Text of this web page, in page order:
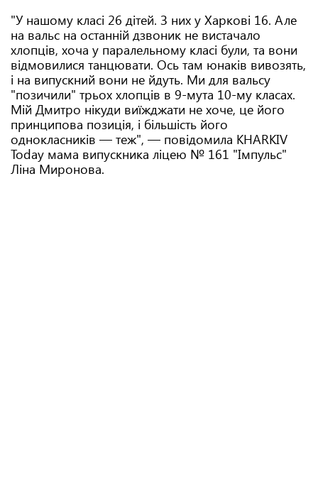
"У нашому класі 26 дітей. З них у Харкові 16. Але
на вальс на останній дзвоник не вистачало
хлопців, хоча у паралельному класі були, та вони
відмовилися танцювати. Ось там юнаків вивозять,
і на випускний вони не йдуть. Ми для вальсу
"позичили" трьох хлопців в 9-мута 10-му класах.
Мій Дмитро нікуди виїжджати не хоче, це його
принципова позиція, і більшість його
однокласників — теж", — повідомила KHARKIV
Today мама випускника ліцею № 161 "Імпульс"
Ліна Миронова.